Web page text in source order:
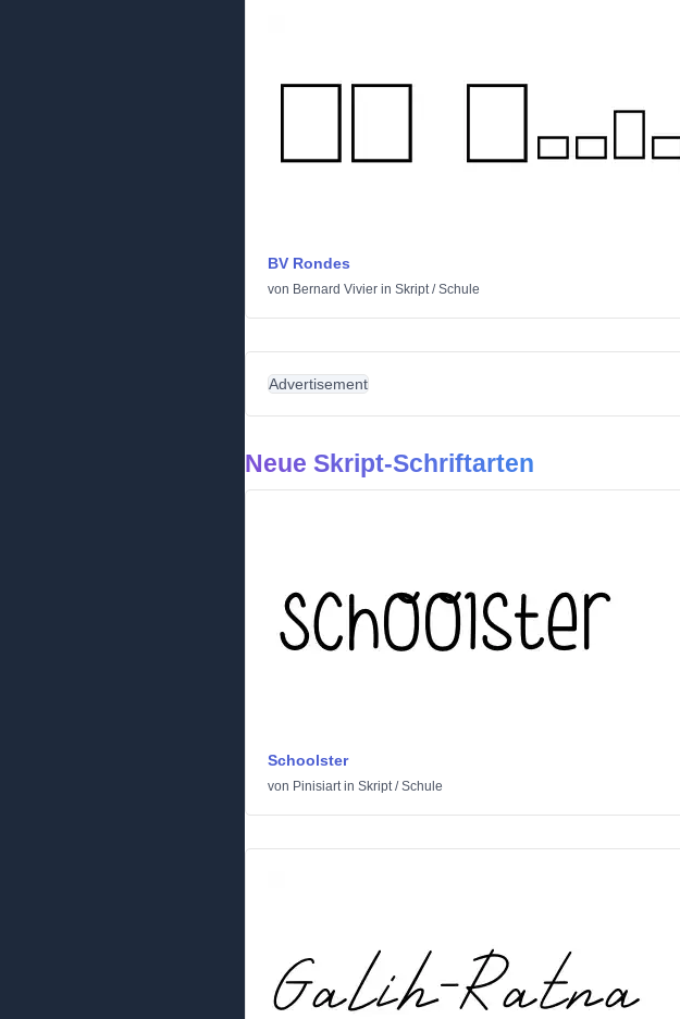
BV Rondes
von Bernard Vivier in Skript/Schule
Advertisement
Neue Skript-Schriftarten
Schoolster
von Pinisiartin Skript/Schule